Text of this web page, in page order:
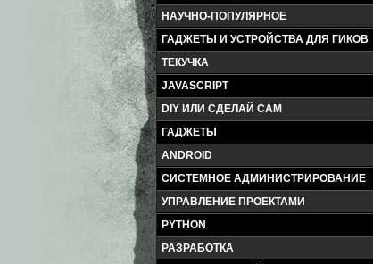
НАУЧНО-ПОПУЛЯРНОЕ
ГАДЖЕТЫ И УСТРОЙСТВА ДЛЯ ГИКОВ
ТЕКУЧКА
JAVASCRIPT
DIY ИЛИ СДЕЛАЙ САМ
ГАДЖЕТЫ
ANDROID
СИСТЕМНОЕ АДМИНИСТРИРОВАНИЕ
УПРАВЛЕНИЕ ПРОЕКТАМИ
PYTHON
РАЗРАБОТКА